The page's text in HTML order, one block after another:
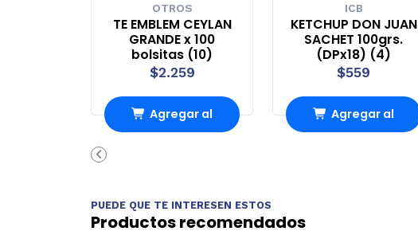
OTROS
TE EMBLEM CEYLAN
GRANDE x 100
bolsitas (10)
$2.259
Agregar al
ICB
KETCHUP DON JUAN
SACHET 100grs.
(DPx18) (4)
$559
Agregar al
PUEDE QUE TE INTERESEN ESTOS
Productos recomendados